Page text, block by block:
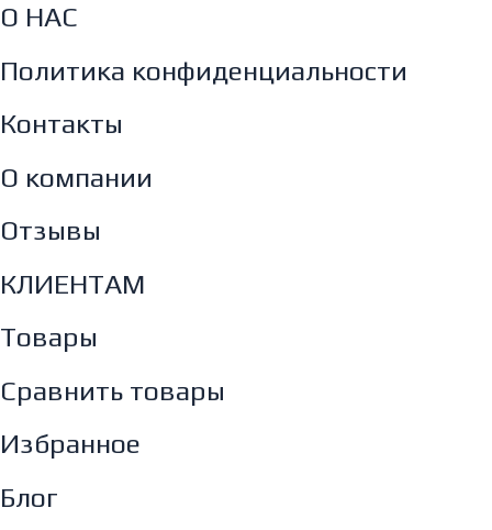
О НАС
Политика конфиденциальности
Контакты
О компании
Отзывы
КЛИЕНТАМ
Товары
Сравнить товары
Избранное
Блог